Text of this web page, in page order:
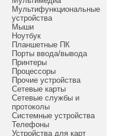
Мультифункциональные
устройства
Мыши
Ноутбук
Планшетные ПК
Порты ввода/вывода
Принтеры
Процессоры
Прочие устройства
Сетевые карты
Сетевые службы и
протоколы
Системные устройства
Телефоны
Устройства для карт